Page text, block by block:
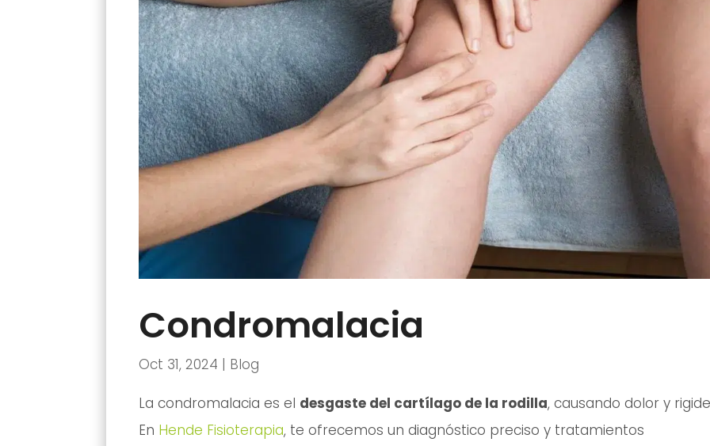
Condromalacia
Oct 31, 2024 Blog
La condromalacia es el desgaste del cartílago de la rodilla, causando dolor y
En Hende Fisioterapia, te ofrecemos un diagnóstico preciso y tratamientos